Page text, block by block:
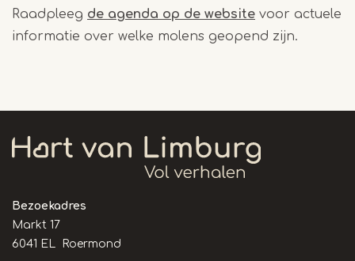
Raadpleeg de agenda op de website voor actuele
informatie over welke molens geopend zijn.
Bezoekadres
Markt 17
6041 EL Roermond